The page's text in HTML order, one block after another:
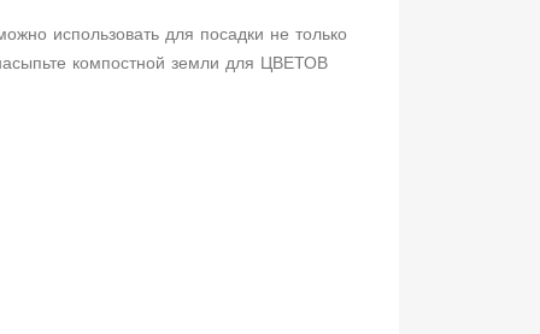
использовать для посадки не только
компостной земли для ЦВЕТОВ